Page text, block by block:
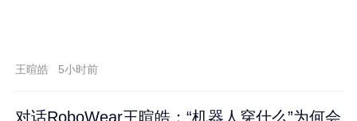
王暄皓 5小时前
对话RoboWear王暄皓：“机器人穿什么”为何会